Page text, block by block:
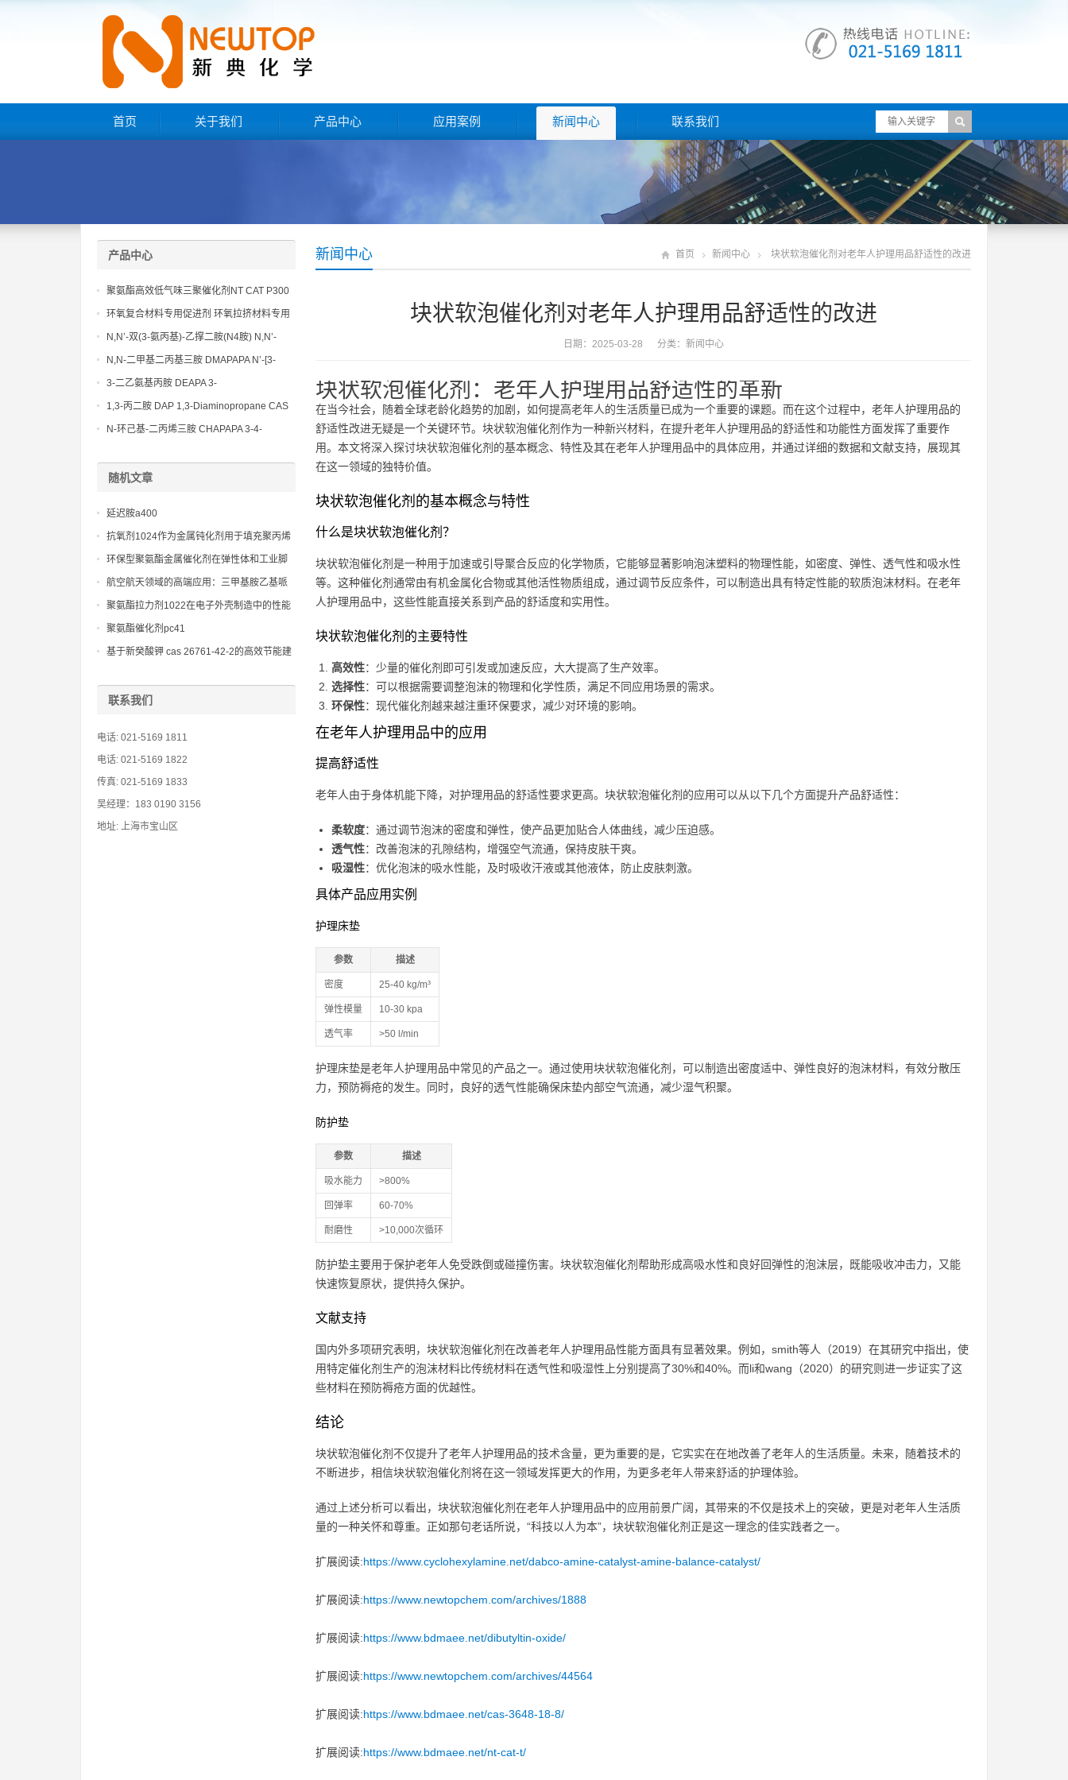
首页 关于我们 产品中心 应用案例 新闻中心 联系我们
新闻中心 首页 新闻中心 块状软泡催化剂对老年人护理用品舒适性的改进
块状软泡催化剂对老年人护理用品舒适性的改进
日期：2025-03-28 分类： 新闻中心
块状软泡催化剂：老年人护理用品舒适性的革新
在当今社会，随着全球老龄化趋势的加剧，如何提高老年人的生活质量已成为一个重要的课题。而在这个过程中，老年人护理用品的
舒适性改进无疑是一个关键环节。块状软泡催化剂作为一种新兴材料，在提升老年人护理用品的舒适性和功能性方面发挥了重要作
用。本文将深入探讨块状软泡催化剂的基本概念、特性及其在老年人护理用品中的具体应用，并通过详细的数据和文献支持，展现其
在这一领域的独特价值。
块状软泡催化剂的基本概念与特性
什么是块状软泡催化剂？
块状软泡催化剂是一种用于加速或引导聚合反应的化学物质，它能够显著影响泡沫塑料的物理性能，如密度、弹性、透气性和吸水性
等。这种催化剂通常由有机金属化合物或其他活性物质组成，通过调节反应条件，可以制造出具有特定性能的软质泡沫材料。在老年
人护理用品中，这些性能直接关系到产品的舒适度和实用性。
块状软泡催化剂的主要特性
高效性：少量的催化剂即可引发或加速反应，大大提高了生产效率。
选择性：可以根据需要调整泡沫的物理和化学性质，满足不同应用场景的需求。
环保性：现代催化剂越来越注重环保要求，减少对环境的影响。
在老年人护理用品中的应用
提高舒适性
老年人由于身体机能下降，对护理用品的舒适性要求更高。块状软泡催化剂的应用可以从以下几个方面提升产品舒适性：
柔软度：通过调节泡沫的密度和弹性，使产品更加贴合人体曲线，减少压迫感。
透气性：改善泡沫的孔隙结构，增强空气流通，保持皮肤干爽。
吸湿性：优化泡沫的吸水性能，及时吸收汗液或其他液体，防止皮肤刺激。
具体产品应用实例
护理床垫
参数 描述
密度 25-40 kg/m³
弹性模量 10-30 kpa
透气率 >50 l/min
护理床垫是老年人护理用品中常见的产品之一。通过使用块状软泡催化剂，可以制造出密度适中、弹性良好的泡沫材料，有效分散压
力，预防褥疮的发生。同时，良好的透气性能确保床垫内部空气流通，减少湿气积聚。
防护垫
参数 描述
吸水能力 >800%
回弹率 60-70%
耐磨性 >10,000次循环
防护垫主要用于保护老年人免受跌倒或碰撞伤害。块状软泡催化剂帮助形成高吸水性和良好回弹性的泡沫层，既能吸收冲击力，又能
快速恢复原状，提供持久保护。
文献支持
国内外多项研究表明，块状软泡催化剂在改善老年人护理用品性能方面具有显著效果。例如，smith等人（2019）在其研究中指出，使
用特定催化剂生产的泡沫材料比传统材料在透气性和吸湿性上分别提高了30%和40%。而li和wang（2020）的研究则进一步证实了这
些材料在预防褥疮方面的优越性。
结论
块状软泡催化剂不仅提升了老年人护理用品的技术含量，更为重要的是，它实实在在地改善了老年人的生活质量。未来，随着技术的
不断进步，相信块状软泡催化剂将在这一领域发挥更大的作用，为更多老年人带来舒适的护理体验。
通过上述分析可以看出，块状软泡催化剂在老年人护理用品中的应用前景广阔，其带来的不仅是技术上的突破，更是对老年人生活质
量的一种关怀和尊重。正如那句老话所说，“科技以人为本”，块状软泡催化剂正是这一理念的佳实践者之一。
扩展阅读:https://www.cyclohexylamine.net/dabco-amine-catalyst-amine-balance-catalyst/
扩展阅读:https://www.newtopchem.com/archives/1888
扩展阅读:https://www.bdmaee.net/dibutyltin-oxide/
扩展阅读:https://www.newtopchem.com/archives/44564
扩展阅读:https://www.bdmaee.net/cas-3648-18-8/
扩展阅读:https://www.bdmaee.net/nt-cat-t/
产品中心
聚氨酯高效低气味三聚催化剂NT CAT P300
环氧复合材料专用促进剂 环氧拉挤材料专用
促进剂 NT EP 120
N,N’-双(3-氨丙基)-乙撑二胺(N4胺) N,N’-
Bis(3-aminopropyl)-ethylenediamine CAS
No10563-26-5
N,N-二甲基二丙基三胺 DMAPAPA N’-[3-
(dimethylamino)propyllpropane-1,3-
diamine CAS No10563-29-8
3-二乙氨基丙胺 DEAPA 3-
(Diethylamino)propylamine CAS No 104-
1,3-丙二胺 DAP 1,3-Diaminopropane CAS
No 109-76-2
N-环己基-二丙烯三胺 CHAPAPA 3-4-
随机文章
延迟胺a400
抗氧剂1024作为金属钝化剂用于填充聚丙烯
材料
环保型聚氨酯金属催化剂在弹性体和工业脚
轮中的环保应用
航空航天领域的高端应用：三甲基胺乙基哌
嗪胺类催化剂的实例
聚氨酯拉力剂1022在电子外壳制造中的性能
优化
聚氨酯催化剂pc41
基于新癸酸钾 cas 26761-42-2的高效节能建
联系我们
电话: 021-5169 1811
电话: 021-5169 1822
传真: 021-5169 1833
吴经理：183 0190 3156
地址: 上海市宝山区